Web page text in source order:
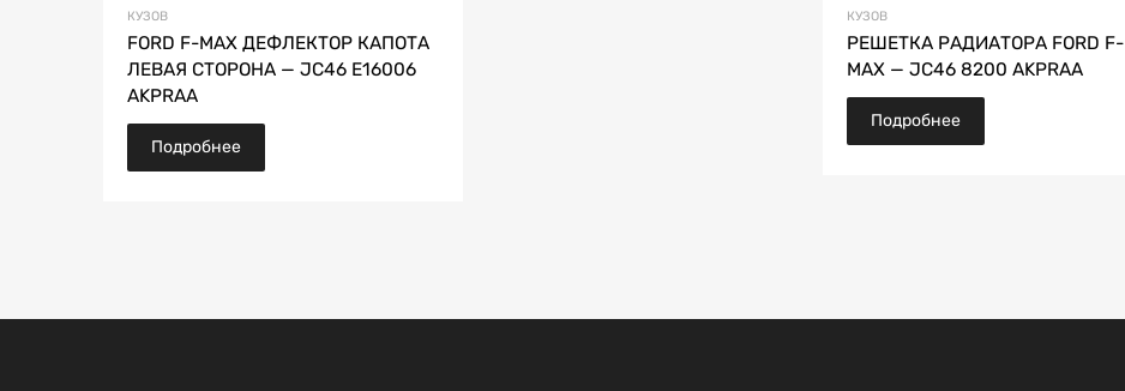
КУЗОВ
FORD F-MAX ДЕФЛЕКТОР КАПОТА
ЛЕВАЯ СТОРОНА — JC46 E16006
AKPRAA
Подробнее
КУЗОВ
РЕШЕТКА РАДИАТОРА FORD F-
MAX — JC46 8200 AKPRAA
Подробнее